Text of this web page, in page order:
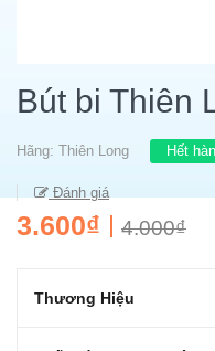
Bút bi Thiên
Hãng: Thiên Long Hết
Đánh giá
3.600₫ 4.000₫
Thương Hiệu